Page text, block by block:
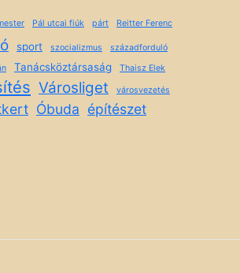
Pál utcai fiúk párt Reitter Ferenc
sport szocializmus
századforduló
Tanácsköztársaság Thaisz Elek
Városliget városvezetés
Óbuda építészet